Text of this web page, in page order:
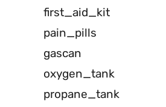
first_aid_kit
pain_pills
gascan
oxygen_tank
propane_tank